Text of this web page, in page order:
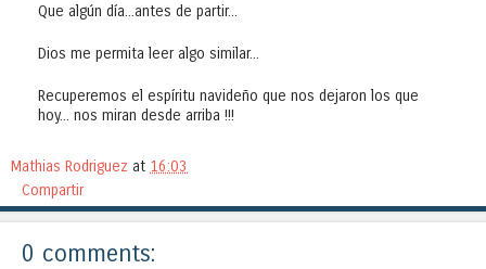
Que algún día...antes de partir...
Dios me permita leer algo similar...
Recuperemos el espíritu navideño que nos dejaron los que
hoy... nos miran desde arriba !!!
Mathias Rodriguez at 16:03
Compartir
0 comments: